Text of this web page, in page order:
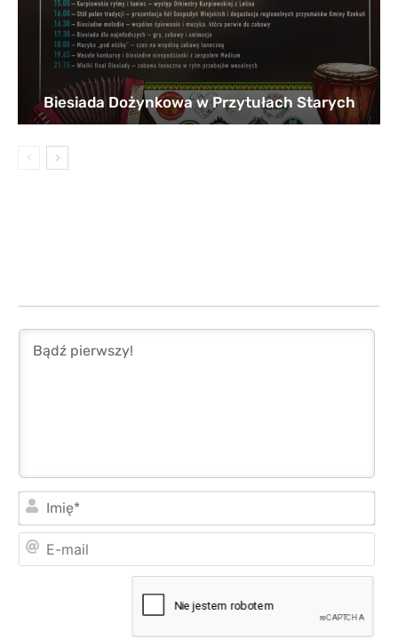
Biesiada Dożynkowa w Przytułach Starych